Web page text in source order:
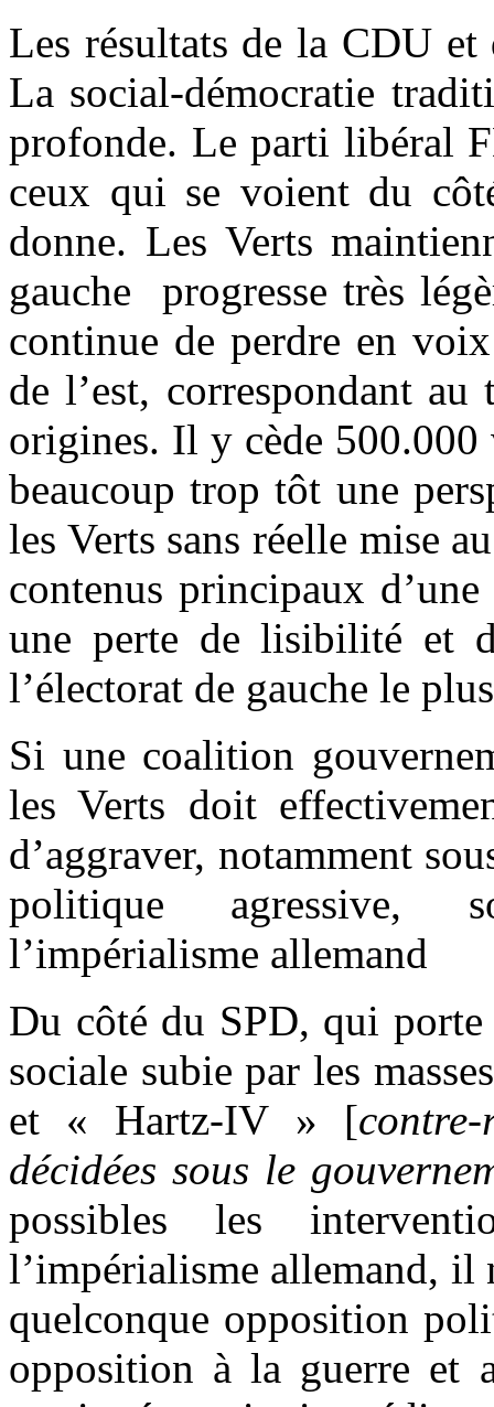
Les résultats de la CDU
La social-démocratie
profonde. Le parti libéral
ceux qui se voient du
donne. Les Verts
gauche progresse très
continue de perdre en
de l’est, correspondant
origines. Il y cède
beaucoup trop tôt une
les Verts sans réelle mise
contenus principaux
une perte de lisibilité et
l’électorat de gauche le
Si une coalition
les Verts doit
d’aggraver, notamment
politique agressive,
l’impérialisme allemand
Du côté du SPD, qui
sociale subie par les
et « Hartz-IV » [
décidées sous le
possibles les
l’impérialisme allemand, il
quelconque opposition
opposition à la guerre et